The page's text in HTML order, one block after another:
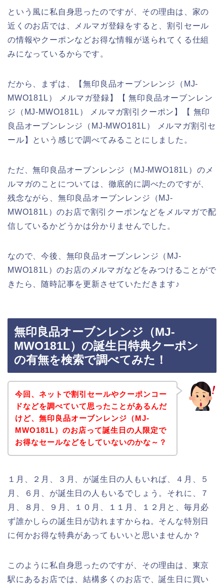
という風に私自身思ったのですが、その理由は、家の
近くのお店では、メルマガ登録をすると、割引セール
の情報やクーポンなどお得な情報が送られてくる仕組
みになっているからです。
だから、まずは、【無印良品オーブンレンジ（MJ‐
MWO181L） メルマガ登録】【 無印良品オーブンレン
ジ（MJ‐MWO181L） メルマガ割引クーポン】【 無印
良品オーブンレンジ（MJ‐MWO181L） メルマガ割引セ
ール】という感じで調べてみることにしました。
ただ、無印良品オーブンレンジ（MJ‐MWO181L）のメ
ルマガのことについては、徹底的に調べたのですが、
残念ながら、無印良品オーブンレンジ（MJ‐
MWO181L）のお店で割引クーポンなどをメルマガで配
信しているかどうかは分かりませんでした。
なので、今後、無印良品オーブンレンジ（MJ‐
MWO181L）のお店のメルマガなどをみつけることがで
きたら、随時記事を更新させていただきます♪
無印良品オーブンレンジ（MJ‐
MWO181L）の誕生日特典クーポン
の有無を検索で調べてみた！
今回、ネットで割引セールやクーポンコー
ドなどを調べていて思ったことがあるんだ
けど、無印良品オーブンレンジ（MJ‐
MWO181L）のお店って誕生日の人限定で
お得なセールなどをしていないのかな～？
１月、２月、３月、が誕生日の人もいれば、４月、５
月、６月、が誕生日の人もいるでしょう。それに、７
月、８月、９月、１０月、１１月、１２月と、毎月必
ず誰かしらの誕生日が訪れますからね。そんな特別日
に何かお得な特典があってもいいと思いませんか？
このように私自身思ったのですが、その理由は、東京
駅にあるお店では、結構多くのお店で、誕生日に買い